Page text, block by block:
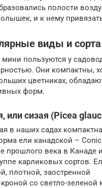
полости
и к нему
виды и сорта
пользуются у
Они компактны,
цветниках,
форм.
или сизая (Picea
в наших садах
ели канадской –
прошлого века в Канаде
карликовых сортов.
плотной, заостренной
со светло-зеленой